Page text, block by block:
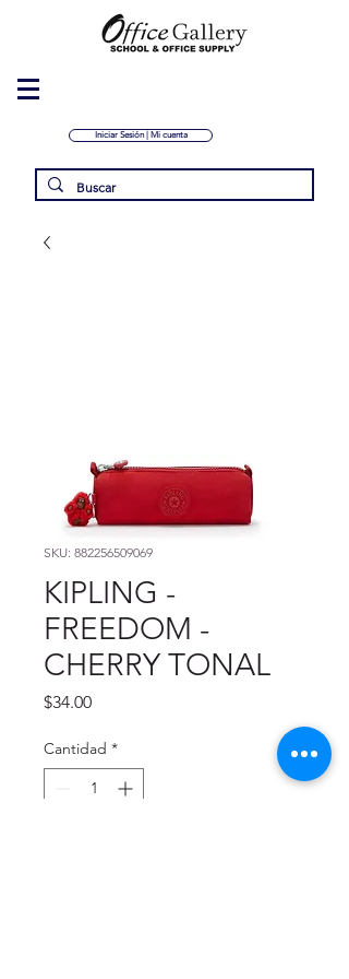
Iniciar Sesión | Mi cuenta
SKU: 882256509069
KIPLING -
FREEDOM -
CHERRY TONAL
$34.00Precio
Cantidad *